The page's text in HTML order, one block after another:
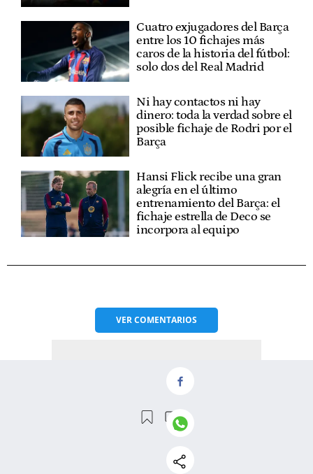
Cuatro exjugadores del Barça
entre los 10 fichajes más
caros de la historia del fútbol:
solo dos del Real Madrid
Ni hay contactos ni hay
dinero: toda la verdad sobre el
posible fichaje de Rodri por el
Barça
Hansi Flick recibe una gran
alegría en el último
entrenamiento del Barça: el
fichaje estrella de Deco se
incorpora al equipo
VERCOMENTARIOS